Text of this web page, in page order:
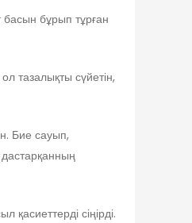
бұрып тұрған
тазалықты сүйетін,
Бие сауып,
сіңірді.